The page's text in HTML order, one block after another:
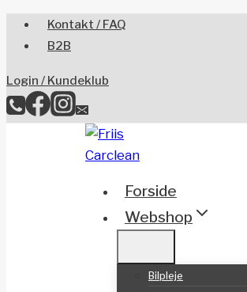
Skip
Kontakt / FAQ
B2B
Login / Kundeklub
Forside
Webshop
Bilpleje